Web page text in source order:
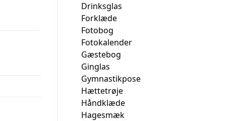
Drinksglas
Forklæde
Fotobog
Fotokalender
Gæstebog
Ginglas
Gymnastikpose
Hættetrøje
Håndklæde
Hagesmæk